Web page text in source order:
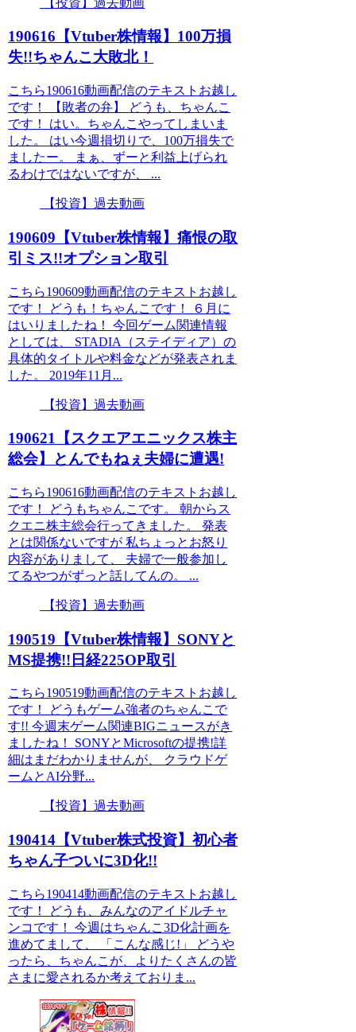
190616【Vtuber株情報】100万損
失!!ちゃんこ大敗北！
こちら190616動画配信のテキストお越し
です！ 【敗者の弁】 どうも、ちゃんこ
です！ はい。ちゃんこやってしまいま
した。 はい今週損切りで、100万損失で
ましたー。 まぁ、ずーと利益上げられ
るわけではないですが、 ...
【投資】過去動画
190609【Vtuber株情報】痛恨の取
引ミス!!オプション取引
こちら190609動画配信のテキストお越し
です！ どうも！ちゃんこです！ ６月に
はいりましたね！ 今回ゲーム関連情報
としては、 STADIA（ステイディア）の
具体的タイトルや料金などが発表されま
した。 2019年11月...
【投資】過去動画
190621【スクエアエニックス株主
総会】とんでもねぇ夫婦に遭遇!
こちら190616動画配信のテキストお越し
です！ どうもちゃんこです。 朝からス
クエニ株主総会行ってきました。 発表
とは関係ないですが 私ちょっとお怒り
内容がありまして、 夫婦で一般参加し
てるやつがずっと話してんの。 ...
【投資】過去動画
190519【Vtuber株情報】SONYと
MS提携!!日経225OP取引
こちら190519動画配信のテキストお越し
です！ どうもゲーム強者のちゃんこで
す!! 今週末ゲーム関連BIGニュースがき
ましたね！ SONYとMicrosoftの提携!詳
細はまだわかりませんが、 クラウドゲ
ームとAI分野...
【投資】過去動画
190414【Vtuber株式投資】初心者
ちゃん子ついに3D化!!
こちら190414動画配信のテキストお越し
です！ どうも、みんなのアイドルチャ
ンコです！ 今週はちゃんこ3D化計画を
進めてまして、 「こんな感じ!」 どうや
ったら、ちゃんこが、よりたくさんの皆
さまに愛されるか考えておりま...